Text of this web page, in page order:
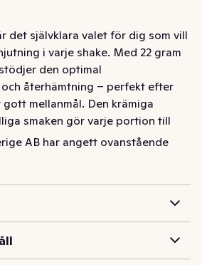
det självklara valet för dig som vill
i varje shake. Med 22 gram
den optimal
återhämtning – perfekt efter
mellanmål. Den krämiga
smaken gör varje portion till
fram emot. Tillverkad i Sverige för
och närhet.
AB har angett ovanstående